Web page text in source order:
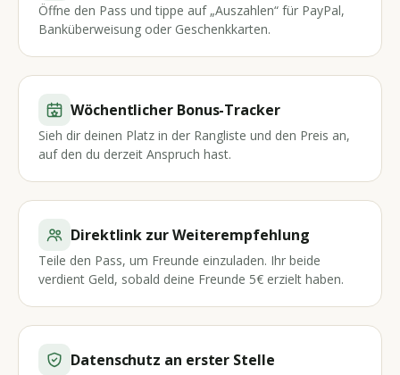
Öffne den Pass und tippe auf „Auszahlen“ für PayPal,
Banküberweisung oder Geschenkkarten.
Wöchentlicher Bonus-Tracker
Sieh dir deinen Platz in der Rangliste und den Preis an,
auf den du derzeit Anspruch hast.
Direktlink zur Weiterempfehlung
Teile den Pass, um Freunde einzuladen. Ihr beide
verdient Geld, sobald deine Freunde 5€ erzielt haben.
Datenschutz an erster Stelle